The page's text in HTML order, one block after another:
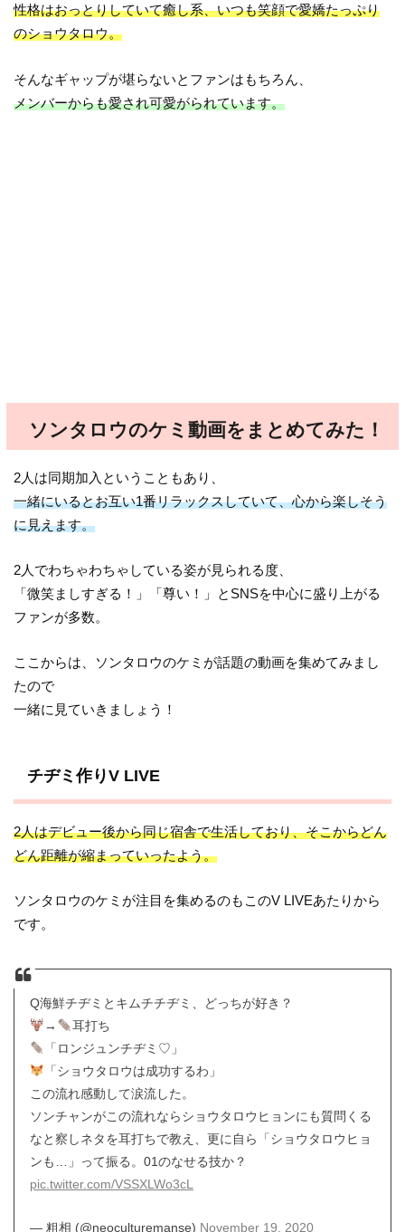
性格はおっとりしていて癒し系、いつも笑顔で愛嬌たっぷり
のショウタロウ。
そんなギャップが堪らないとファンはもちろん、
メンバーからも愛され可愛がられています。
ソンタロウのケミ動画をまとめてみた！
2人は同期加入ということもあり、
一緒にいるとお互い1番リラックスしていて、心から楽しそう
に見えます。
2人でわちゃわちゃしている姿が見られる度、
「微笑ましすぎる！」「尊い！」とSNSを中心に盛り上がる
ファンが多数。
ここからは、ソンタロウのケミが話題の動画を集めてみまし
たので
一緒に見ていきましょう！
チヂミ作りV LIVE
2人はデビュー後から同じ宿舎で生活しており、そこからどん
どん距離が縮まっていったよう。
ソンタロウのケミが注目を集めるのもこのV LIVEあたりから
です。
Q海鮮チヂミとキムチチヂミ、どっちが好き？
→
耳打ち
「ロンジュンチヂミ♡」
「ショウタロウは成功するわ」
この流れ感動して涙流した。
ソンチャンがこの流れならショウタロウヒョンにも質問くる
なと察しネタを耳打ちで教え、更に自ら「ショウタロウヒョ
ンも…」って振る。01のなせる技か？
pic.twitter.com/VSSXLWo3cL
— 粗相 (@neoculturemanse) November 19, 2020